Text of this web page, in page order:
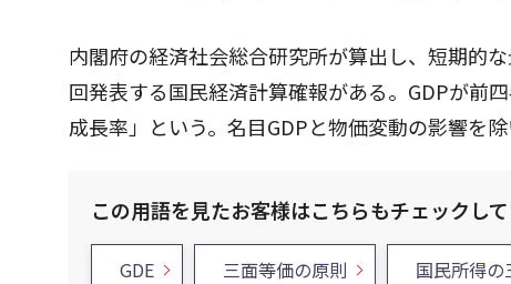
内閣府の経済社会総合研究所が算出し、短期的
回発表する国民経済計算確報がある。GDPが前
成長率」という。名目GDPと物価変動の影響を
この用語を見たお客様はこちらもチェックし
GDE 三面等価の原則 国民所得の